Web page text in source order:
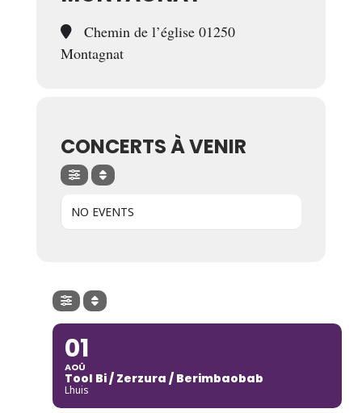
Chemin de l’église 01250
Montagnat
CONCERTS À VENIR
NO EVENTS
01
AOÛ
Tool Bi / Zerzura / Berimbaobab
Lhuis